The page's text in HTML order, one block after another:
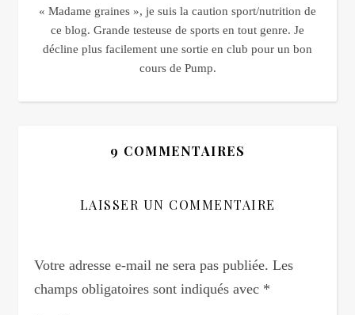
« Madame graines », je suis la caution sport/nutrition de
ce blog. Grande testeuse de sports en tout genre. Je
décline plus facilement une sortie en club pour un bon
cours de Pump.
9 COMMENTAIRES
LAISSER UN COMMENTAIRE
Votre adresse e-mail ne sera pas publiée. Les
champs obligatoires sont indiqués avec *